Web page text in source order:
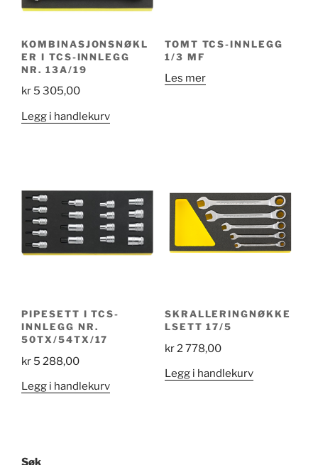
KOMBINASJONSNØKL
ER I TCS-INNLEGG
NR. 13A/19
kr 5 305,00
Legg i handlekurv
TOMT TCS-INNLEGG
1/3 MF
Les mer
PIPESETT I TCS-
INNLEGG NR.
50TX/54TX/17
kr 5 288,00
Legg i handlekurv
SKRALLERINGNØKKE
LSETT 17/5
kr2 778,00
Legg i handlekurv
Søk